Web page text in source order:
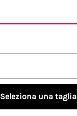
Seleziona una taglia